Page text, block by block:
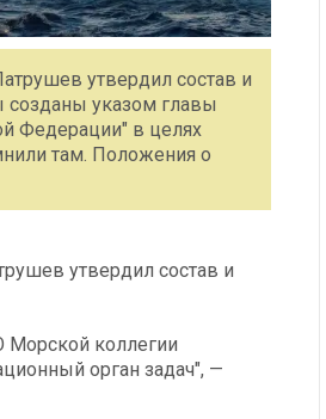
утвердил состав и
созданы указом главы
Федерации" в целях
там. Положения о
утвердил состав и
Морской коллегии
орган задач", —